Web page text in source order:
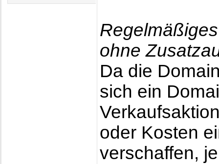
ohne
Da die
sich ein
oder Kosten
verschaffen,